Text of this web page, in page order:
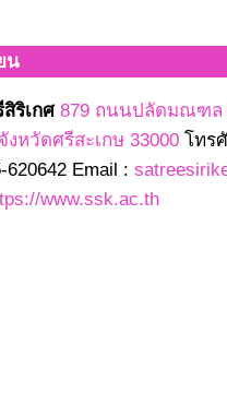
น
ริเกศ 879 ถนนปลัดมณฑล
งหวัดศรีสะเกษ 33000 โทร
620642 Email :
www.ssk.ac.th